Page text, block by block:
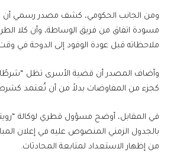
ومن الجانب الحكومي، كشف مصدر رسمي
مسودة اتفاق من فريق الوساطة، وأن كلا
ملاحظاته قبل عودة الوفود إلى الدوحة في
وأضاف المصدر أن قضية الأسرى تظل “شرطًا
كجزء من المفاوضات بدلاً من أن تُعتمد
في المقابل، أوضح مسؤول قطري لوكالة
بالجدول الزمني المنصوص عليه في إعلان
من إظهار الاستعداد لمتابعة المحادثات.